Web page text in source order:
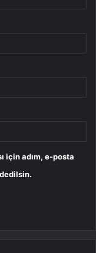
için adım, e-posta